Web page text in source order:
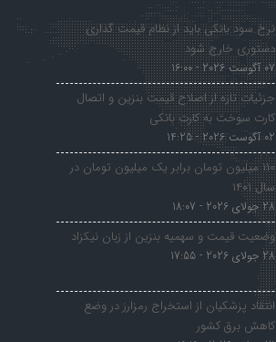
نرخ سود بانکی باید از نظام قیمت گذاری
دستوری خارج شود
07 آگوست 2026 - 16:00
جزئیات تازه از اصلاح قیمت بنزین و اتصال
کارت سوخت به کارت بانکی
02 آگوست 2026 - 14:25
۱۱۰ میلیون تومان برابر یک میلیون تومان در
سال ۱۴۰۱
28 جولای 2026 - 18:07
وضعیت قیمت و سهمیه بنزین از زبان نیکزاد
28 جولای 2026 - 17:55
انتقاد پزشکیان از استخراج رمزارز در وضع
کاهش برق کشور